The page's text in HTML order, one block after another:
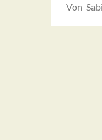
Von